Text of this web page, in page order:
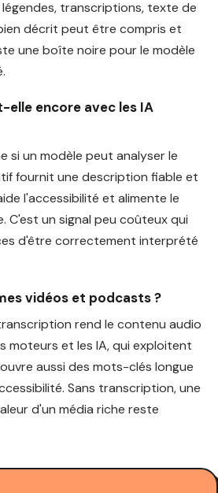
légendes, transcriptions, texte de
décrit peut être compris et
une boîte noire pour le modèle
elle encore avec les IA
si un modèle peut analyser le
fournit une description fiable et
l'accessibilité et alimente le
C'est un signal peu coûteux qui
d'être correctement interprété
vidéos et podcasts ?
rend le contenu audio
moteurs et les IA, qui exploitent
aussi des mots-clés longue
Sans transcription, une
d'un média riche reste